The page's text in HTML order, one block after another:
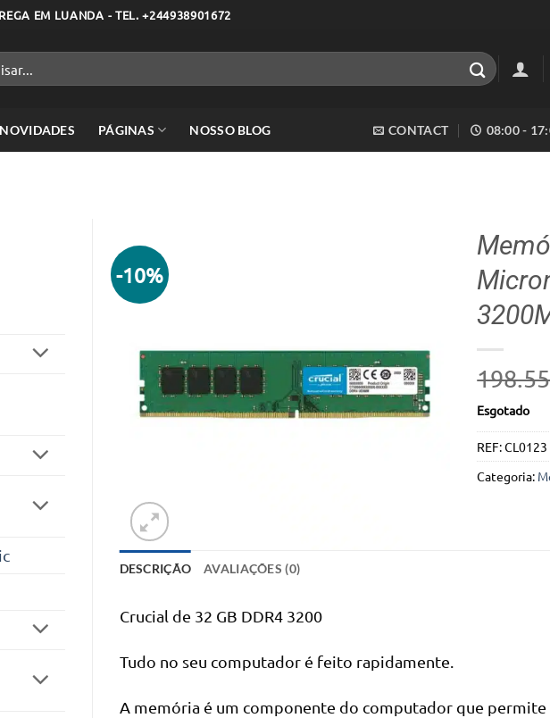
EM LUANDA - TEL. +244938901672
NOVIDADES PÁGINAS NOSSO BLOG CONTACT 08:00 -
-10%
Esgotado
REF:CL0123
Categoria:
DESCRIÇÃO AVALIAÇÕES (0)
Crucial de 32 GB DDR4 3200
Tudo no seu computador é feito rapidamente.
A memória é um componente do computador que permite